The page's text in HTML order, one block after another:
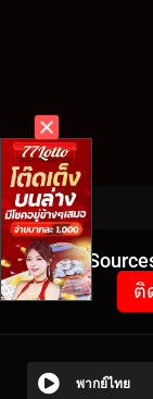
Video
ติ
พากย์ไทย